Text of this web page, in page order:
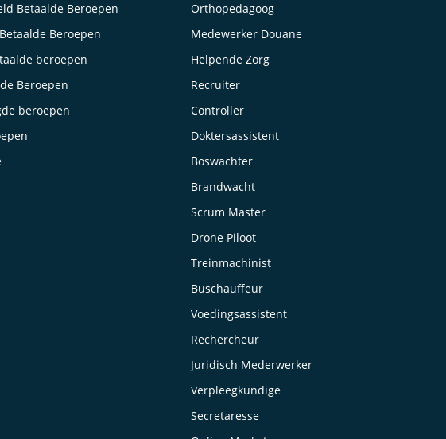
Betaalde Beroepen
Beroepen
beroepen
Beroepen
beroepen
Orthopedagoog
Medewerker Douane
Helpende Zorg
Recruiter
Controller
Doktersassistent
Boswachter
Brandwacht
Scrum Master
Drone Piloot
Treinmachinist
Buschauffeur
Voedingsassistent
Rechercheur
Juridisch Mederwerker
Verpleegkundige
Secretaresse